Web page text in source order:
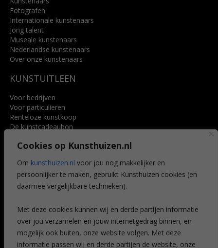
Cookies op Kunsthuizen.nl
Om kunsthuizen.nl voor jou nog makkelijker en
persoonlijker te maken, gebruikt Kunsthuizen cookies (en
daarmee vergelijkbare technieken).
Met deze cookies kunnen wij en derde partijen informatie
over jou verzamelen en jouw internetgedrag binnen, en
mogelijk ook buiten, onze website volgen. Met deze
informatie passen wij en derde partijen de website, onze
Fotografen
Internationale kunstenaars
Jong talent
Museale kunstenaars
Nederlandse kunstenaars
Over onze kunstenaars
KUNSTUITLEEN
Voor bedrijven
Voor particulieren
Renteloze kunstkoop
De kunstcadeaubon
Voordelen
Veelgestelde vragen
CONTACT
Leiden
Amsterdam
Breda
Favorieten